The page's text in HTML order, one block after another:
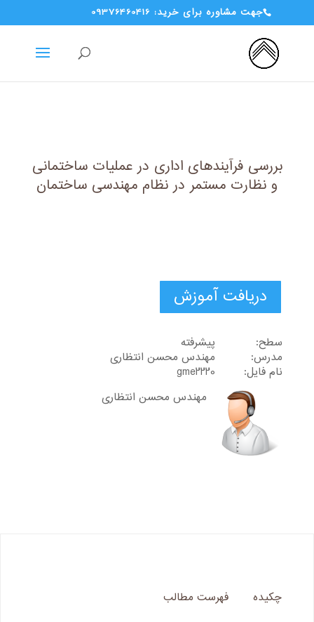
جهت مشاوره برای خرید: 09376460416
بررسی فرآیندهای اداری در عملیات ساختمانی
و نظارت مستمر در نظام مهندسی ساختمان
دریافت آموزش
سطح: پیشرفته
مدرس: مهندس محسن انتظاری
نام فایل:
gme2220
مهندس محسن انتظاری
چکیده فهرست مطالب